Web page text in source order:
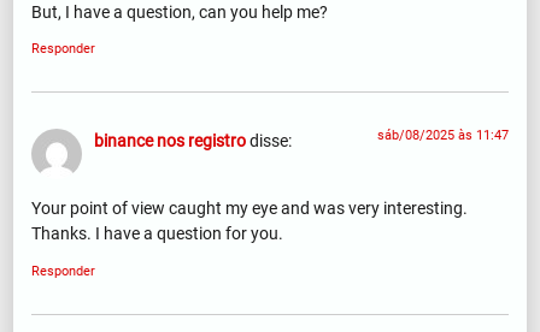
But, I have a question, can you help me?
Responder
binance nos registrodisse: sáb/08/2025 às 11:47
Your point of view caught my eye and was very interesting.
Thanks. I have a question for you.
Responder